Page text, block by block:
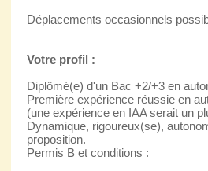
Déplacements occasionnels
Votre profil :
Diplômé(e) d'un Bac +2/+3 en
Première expérience réussie en
(une expérience en IAA serait un
Dynamique, rigoureux(se),
proposition.
Permis B et conditions :